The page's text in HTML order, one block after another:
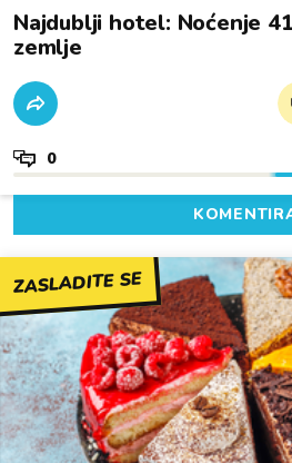
Najdublji hotel: Noćenje
zemlje
0
ZASLADITE SE